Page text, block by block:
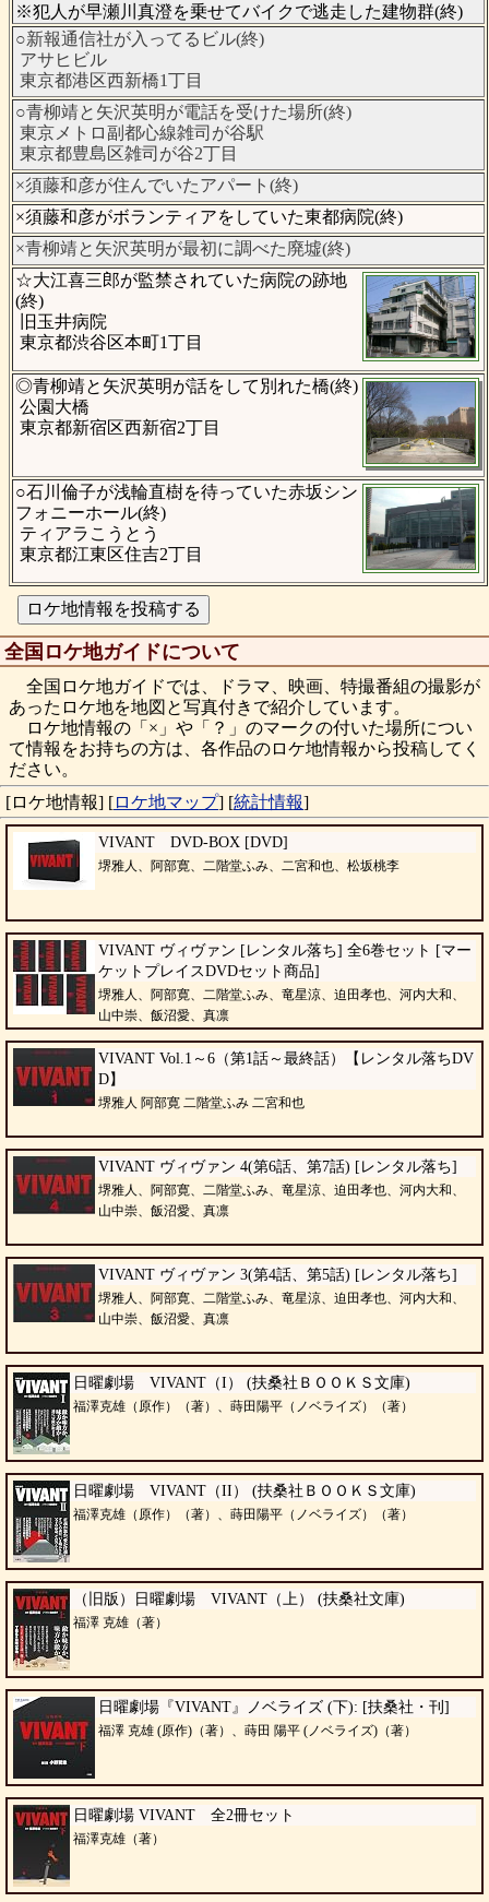
※犯人が早瀬川真澄を乗せてバイクで逃走した建物群(終)
○新報通信社が入ってるビル(終)
アサヒビル
東京都港区西新橋1丁目
○青柳靖と矢沢英明が電話を受けた場所(終)
東京メトロ副都心線雑司が谷駅
東京都豊島区雑司が谷2丁目
×須藤和彦が住んでいたアパート(終)
×須藤和彦がボランティアをしていた東都病院(終)
×青柳靖と矢沢英明が最初に調べた廃墟(終)
☆大江喜三郎が監禁されていた病院の跡地
(終)
旧玉井病院
東京都渋谷区本町1丁目
◎青柳靖と矢沢英明が話をして別れた橋(終)
公園大橋
東京都新宿区西新宿2丁目
○石川倫子が浅輪直樹を待っていた赤坂シン
フォニーホール(終)
ティアラこうとう
東京都江東区住吉2丁目
全国ロケ地ガイドについて
全国ロケ地ガイドでは、ドラマ、映画、特撮番組の撮影が
あったロケ地を地図と写真付きで紹介しています。
ロケ地情報の「×」や「？」のマークの付いた場所につい
て情報をお持ちの方は、各作品のロケ地情報から投稿してく
ださい。
[ロケ地情報] [ロケ地マップ] [統計情報]
VIVANT DVD-BOX [DVD]
堺雅人、阿部寛、二階堂ふみ、二宮和也、松坂桃李
VIVANT ヴィヴァン [レンタル落ち] 全6巻セット [マー
ケットプレイスDVDセット商品]
堺雅人、阿部寛、二階堂ふみ、竜星涼、迫田孝也、河内大和、
山中崇、飯沼愛、真凛
VIVANT Vol.1～6（第1話～最終話）【レンタル落ちDV
D】
堺雅人 阿部寛 二階堂ふみ 二宮和也
VIVANT ヴィヴァン 4(第6話、第7話) [レンタル落ち]
堺雅人、阿部寛、二階堂ふみ、竜星涼、迫田孝也、河内大和、
山中崇、飯沼愛、真凛
VIVANT ヴィヴァン 3(第4話、第5話) [レンタル落ち]
堺雅人、阿部寛、二階堂ふみ、竜星涼、迫田孝也、河内大和、
山中崇、飯沼愛、真凛
日曜劇場 VIVANT（I） (扶桑社ＢＯＯＫＳ文庫)
福澤克雄（原作）（著）、蒔田陽平（ノベライズ）（著）
日曜劇場 VIVANT（II） (扶桑社ＢＯＯＫＳ文庫)
福澤克雄（原作）（著）、蒔田陽平（ノベライズ）（著）
（旧版）日曜劇場 VIVANT（上） (扶桑社文庫)
福澤 克雄（著）
日曜劇場『VIVANT』ノベライズ (下): [扶桑社・刊]
福澤 克雄 (原作)（著）、蒔田 陽平 (ノベライズ)（著）
日曜劇場 VIVANT 全2冊セット
福澤克雄（著）